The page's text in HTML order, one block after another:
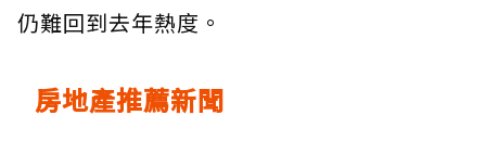
仍難回到去年熱度。
房地產推薦新聞